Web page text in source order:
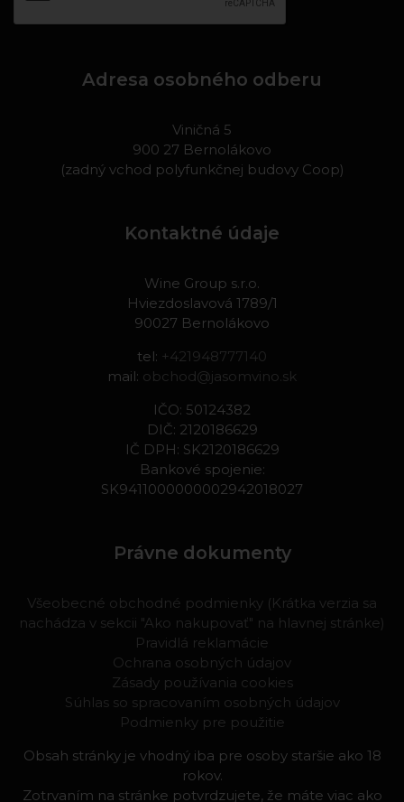
Adresa osobného odberu
Viničná 5
900 27 Bernolákovo
(zadný vchod polyfunkčnej budovy Coop)
Kontaktné údaje
Wine Group s.r.o.
Hviezdoslavová 1789/1
90027 Bernolákovo
tel: +421948777140
mail: obchod@jasomvino.sk
IČO: 50124382
DIČ: 2120186629
IČ DPH: SK2120186629
Bankové spojenie:
SK9411000000002942018027
Právne dokumenty
Všeobecné obchodné podmienky (Krátka verzia sa
nachádza v sekcii "Ako nakupovať" na hlavnej stránke)
Pravidlá reklamácie
Ochrana osobných údajov
Zásady používania cookies
Súhlas so spracovaním osobných údajov
Podmienky pre použitie
Obsah stránky je vhodný iba pre osoby staršie ako 18
rokov.
Zotrvaním na stránke potvrdzujete, že máte viac ako